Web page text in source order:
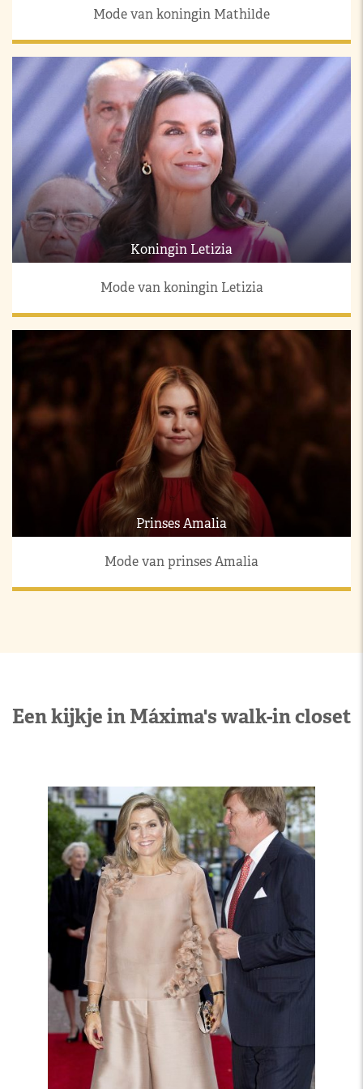
Mode van koningin Mathilde
Koningin Letizia
Mode van koningin Letizia
Prinses Amalia
Mode van prinses Amalia
Een kijkje in Máxima's walk-in closet